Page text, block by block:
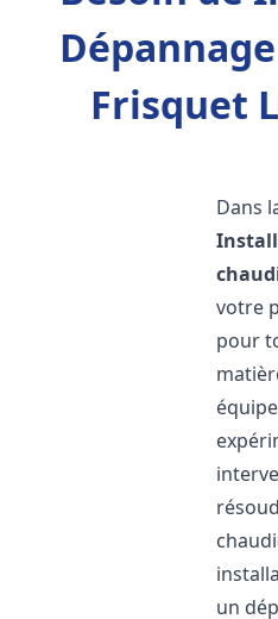
Frisquet
Dans
votre
pour
un